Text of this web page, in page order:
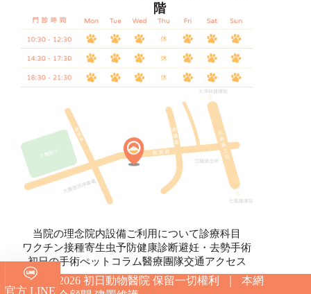
階
当院の理念院内設備ご利用について診療科目
ワクチン接種寄生虫予防健康診断避妊・去勢手術
初日の手術ぺットコラム醫療團隊交通アクセス
Copyright © 2026 初日動物醫院 保留一切權利 ｜ 本網
官方 LINE